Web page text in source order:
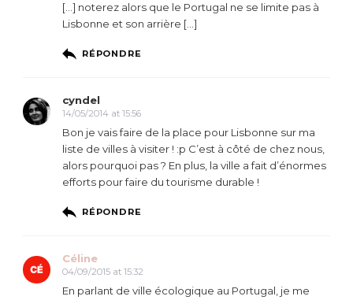
[…] noterez alors que le Portugal ne se limite pas à
Lisbonne et son arrière […]
RÉPONDRE
cyndel
14/05/2014 at 15:56
Bon je vais faire de la place pour Lisbonne sur ma
liste de villes à visiter ! :p C’est à côté de chez nous,
alors pourquoi pas ? En plus, la ville a fait d’énormes
efforts pour faire du tourisme durable !
RÉPONDRE
Céline
04/09/2015 at 15:32
En parlant de ville écologique au Portugal, je me